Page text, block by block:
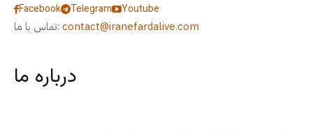
Facebook Telegram
Youtube
تماس با ما: contact@iranefardalive.com
درباره ما